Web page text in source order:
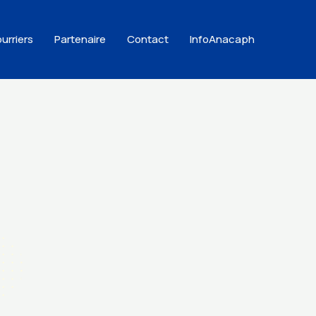
Partenaire Contact InfoAnacaph